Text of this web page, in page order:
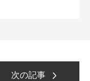
次の記事